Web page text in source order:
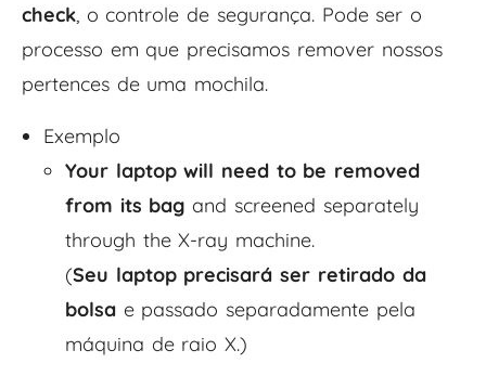
check, o controle de segurança. Pode ser o
processo em que precisamos remover nossos
pertences de uma mochila.
Exemplo
Your laptop will need to be removed
from its bag and screened separately
through the X-ray machine.
(Seu laptop precisará ser retirado da
bolsa e passado separadamente pela
máquina de raio X.)